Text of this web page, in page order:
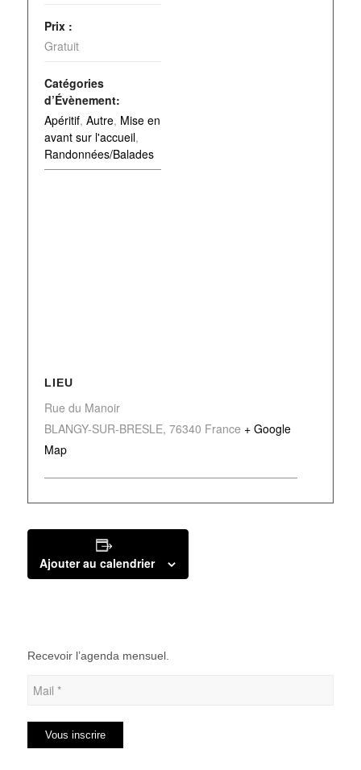
Prix :
Gratuit
Catégories
d’Évènement:
Apéritif, Autre, Mise en
avant sur l'accueil,
Randonnées/Balades
LIEU
Rue du Manoir
BLANGY-SUR-BRESLE, 76340 France + Google
Map
Ajouter au calendrier
Recevoir l’agenda mensuel.